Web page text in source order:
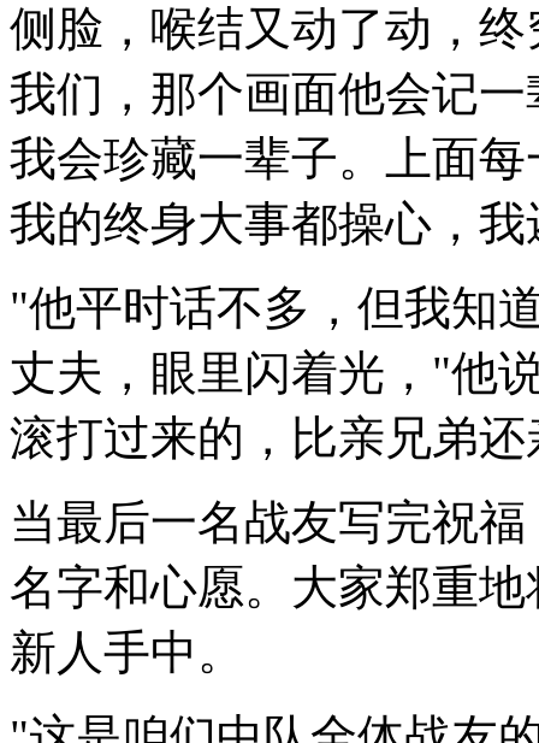
侧脸，喉结又动了动，
我们，那个画面他会记
我会珍藏一辈子。上面
我的终身大事都操心，
"他平时话不多，但我知
丈夫，眼里闪着光，"他
滚打过来的，比亲兄弟
当最后一名战友写完祝
名字和心愿。大家郑重
新人手中。